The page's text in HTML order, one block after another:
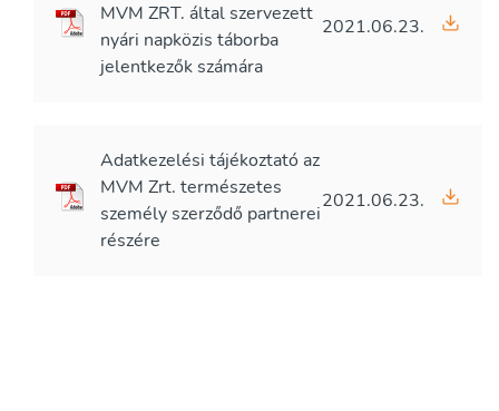
MVM ZRT. által szervezett
nyári napközis táborba
jelentkezők számára
2021.06.23.
Adatkezelési tájékoztató az
MVM Zrt. természetes
személy szerződő partnerei
részére
2021.06.23.